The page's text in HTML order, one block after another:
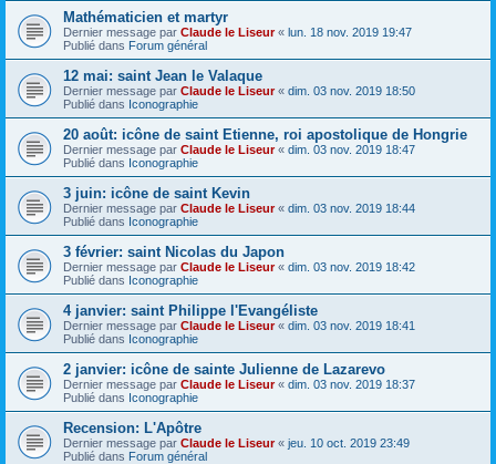
Mathématicien et martyr
Dernier message par Claude le Liseur« lun. 18 nov. 2019 19:47
Publié dans Forum général
12 mai: saint Jean le Valaque
Dernier message par Claude le Liseur« dim. 03 nov. 2019 18:50
Publié dans Iconographie
20 août: icône de saint Etienne, roi apostolique de Hongrie
Dernier message par Claude le Liseur« dim. 03 nov. 2019 18:47
Publié dans Iconographie
3 juin: icône de saint Kevin
Dernier message par Claude le Liseur« dim. 03 nov. 2019 18:44
Publié dans Iconographie
3 février: saint Nicolas du Japon
Dernier message par Claude le Liseur« dim. 03 nov. 2019 18:42
Publié dans Iconographie
4 janvier: saint Philippe l'Evangéliste
Dernier message par Claude le Liseur« dim. 03 nov. 2019 18:41
Publié dans Iconographie
2 janvier: icône de sainte Julienne de Lazarevo
Dernier message par Claude le Liseur« dim. 03 nov. 2019 18:37
Publié dans Iconographie
Recension: L'Apôtre
Dernier message par Claude le Liseur« jeu. 10 oct. 2019 23:49
Publié dans Forum général